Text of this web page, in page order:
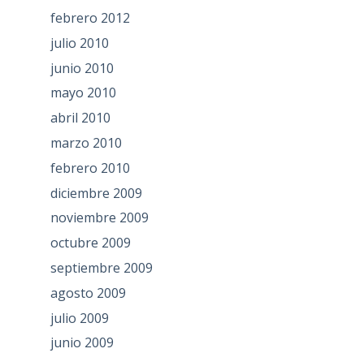
febrero 2012
julio 2010
junio 2010
mayo 2010
abril 2010
marzo 2010
febrero 2010
diciembre 2009
noviembre 2009
octubre 2009
septiembre 2009
agosto 2009
julio 2009
junio 2009